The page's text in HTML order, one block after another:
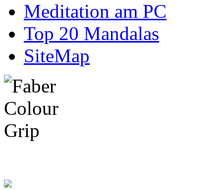
Meditation am PC
Top 20 Mandalas
SiteMap